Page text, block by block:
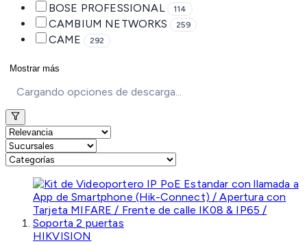
BOSE PROFESSIONAL 114
CAMBIUM NETWORKS 259
CAME 292
Mostrar más
Cargando opciones de descarga...
HIKVISION